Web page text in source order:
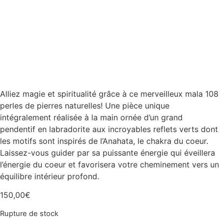
Alliez magie et spiritualité grâce à ce merveilleux mala 108
perles de pierres naturelles! Une pièce unique
intégralement réalisée à la main ornée d’un grand
pendentif en labradorite aux incroyables reflets verts dont
les motifs sont inspirés de l’Anahata, le chakra du coeur.
Laissez-vous guider par sa puissante énergie qui éveillera
l’énergie du coeur et favorisera votre cheminement vers un
équilibre intérieur profond.
150,00€
Rupture de stock